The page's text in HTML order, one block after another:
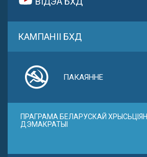
КАМПАНІІ БХД
ПАКАЯННЕ
ПРАГРАМА БЕЛАРУСКАЙ
ДЭМАКРАТЫІ